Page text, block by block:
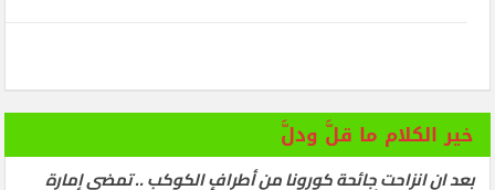
خير الكلام ما قلَّ ودلَّ
بعد ان انزاحت جائحة كورونا من أطراف الكوكب .. تمضي إمارة